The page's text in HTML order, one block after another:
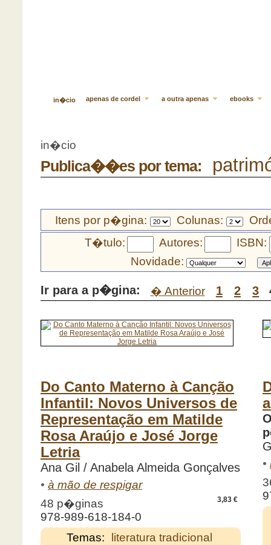
in�cio apenas de cordel a outra apenas ebooks
in�cio
Publica��es por tema:
Itens por p�gina: Colunas:
T�tulo:
Autores:
ISBN:
Novidade:
Ir para a p�gina: � Anterior 1 2 3
Do Canto Materno à Canção
Infantil: Novos Universos de
Representação em Matilde
Rosa Araújo e José Jorge
Letria
Ana Gil / Anabela Almeida Gonçalves
• à mão de respigar
3,83 €
48 p�ginas
978-989-618-184-0
Temas:
literatura tradicional
•